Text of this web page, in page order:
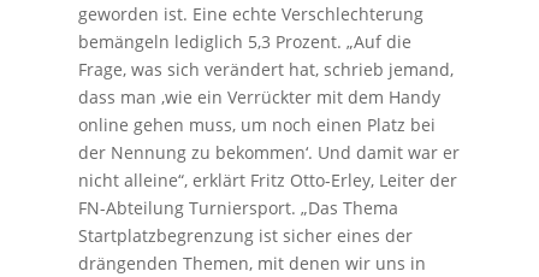
geworden ist. Eine echte Verschlechterung
bemängeln lediglich 5,3 Prozent. „Auf die
Frage, was sich verändert hat, schrieb jemand,
dass man ‚wie ein Verrückter mit dem Handy
online gehen muss, um noch einen Platz bei
der Nennung zu bekommen‘. Und damit war er
nicht alleine“, erklärt Fritz Otto-Erley, Leiter der
FN-Abteilung Turniersport. „Das Thema
Startplatz­begrenzung ist sicher eines der
drängenden Themen, mit denen wir uns in